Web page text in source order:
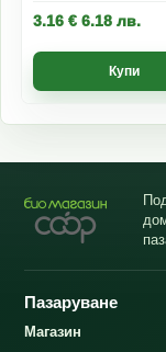
3.16 € 6.18 лв.
Купи
Пазаруване
Магазин